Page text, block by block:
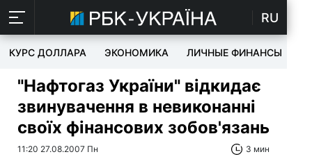
RU
КУРС ДОЛЛАРА ЭКОНОМИКА ЛИЧНЫЕ ФИНАНСЫ
"Нафтогаз України" відкидає
звинувачення в невиконанні
своїх фінансових зобов'язань
11:20 27.08.2007 Пн 3 мин